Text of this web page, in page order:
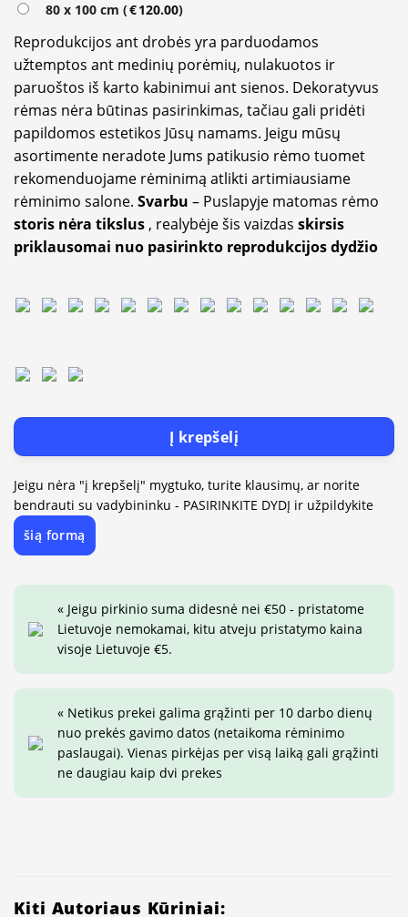
80 x 100 cm (€120.00)
Reprodukcijos ant drobės yra parduodamos
užtemptos ant medinių porėmių, nulakuotos ir
paruoštos iš karto kabinimui ant sienos. Dekoratyvus
rėmas nėra būtinas pasirinkimas, tačiau gali pridėti
papildomos estetikos Jūsų namams. Jeigu mūsų
asortimente neradote Jums patikusio rėmo tuomet
rekomenduojame rėminimą atlikti artimiausiame
rėminimo salone. Svarbu – Puslapyje matomas rėmo
storis nėra tikslus , realybėje šis vaizdas skirsis
priklausomai nuo pasirinkto reprodukcijos dydžio
Į krepšelį
Jeigu nėra "į krepšelį" mygtuko, turite klausimų, ar norite
bendrauti su vadybininku - PASIRINKITE DYDĮ ir užpildykite
šią formą
« Jeigu pirkinio suma didesnė nei €50 - pristatome
Lietuvoje nemokamai, kitu atveju pristatymo kaina
visoje Lietuvoje €5.
« Netikus prekei galima grąžinti per 10 darbo dienų
nuo prekės gavimo datos (netaikoma rėminimo
paslaugai). Vienas pirkėjas per visą laiką gali grąžinti
ne daugiau kaip dvi prekes
Kiti Autoriaus Kūriniai: